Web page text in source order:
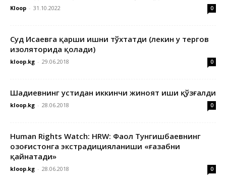
Kloop - 31.10.2022 0
Суд Исаевга қарши ишни тўхтатди (лекин у тергов
изоляторида қолади)
kloop.kg - 29.06.2018 0
Шадиевнинг устидан иккинчи жиноят иши қўзғалди
kloop.kg - 28.06.2018 0
Human Rights Watch: HRW: Фаол Тунгишбаевнинг
Қозоғистонга экстрадицияланиши «ғазабни
қайнатади»
kloop.kg - 28.06.2018 0